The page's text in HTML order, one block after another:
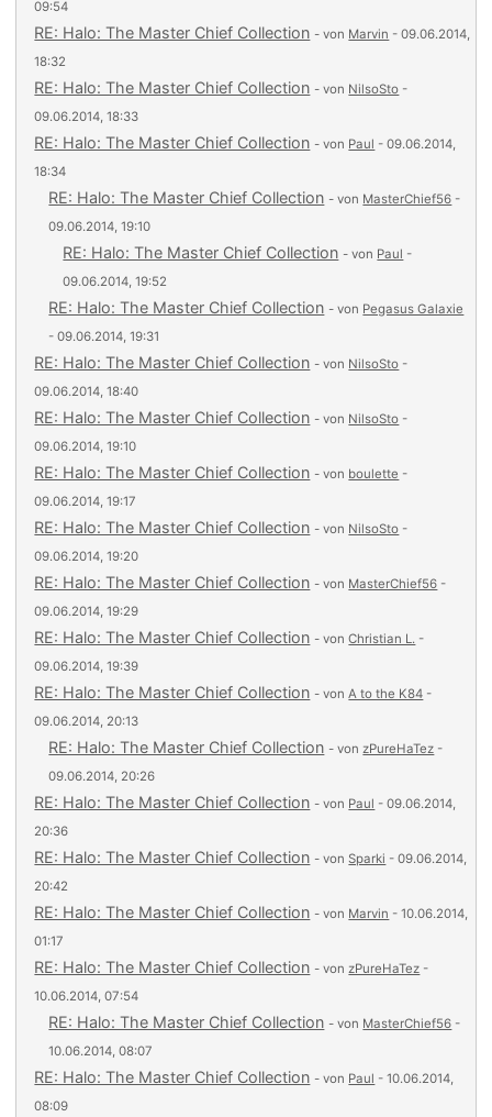
09:54
RE: Halo: The Master Chief Collection - von Marvin - 09.06.2014,
18:32
RE: Halo: The Master Chief Collection - von NilsoSto -
09.06.2014, 18:33
RE: Halo: The Master Chief Collection - von Paul - 09.06.2014,
18:34
RE: Halo: The Master Chief Collection - von MasterChief56 -
09.06.2014, 19:10
RE: Halo: The Master Chief Collection - von Paul -
09.06.2014, 19:52
RE: Halo: The Master Chief Collection - von Pegasus Galaxie
- 09.06.2014, 19:31
RE: Halo: The Master Chief Collection - von NilsoSto -
09.06.2014, 18:40
RE: Halo: The Master Chief Collection - von NilsoSto -
09.06.2014, 19:10
RE: Halo: The Master Chief Collection - von boulette -
09.06.2014, 19:17
RE: Halo: The Master Chief Collection - von NilsoSto -
09.06.2014, 19:20
RE: Halo: The Master Chief Collection - von MasterChief56 -
09.06.2014, 19:29
RE: Halo: The Master Chief Collection - vonChristian L. -
09.06.2014, 19:39
RE: Halo: The Master Chief Collection - vonA to the K84 -
09.06.2014, 20:13
RE: Halo: The Master Chief Collection - vonzPureHaTez -
09.06.2014, 20:26
RE: Halo: The Master Chief Collection - von Paul - 09.06.2014,
20:36
RE: Halo: The Master Chief Collection - vonSparki - 09.06.2014,
20:42
RE: Halo: The Master Chief Collection - von Marvin - 10.06.2014,
01:17
RE: Halo: The Master Chief Collection - vonzPureHaTez -
10.06.2014, 07:54
RE: Halo: The Master Chief Collection - von MasterChief56 -
10.06.2014, 08:07
RE: Halo: The Master Chief Collection - von Paul - 10.06.2014,
08:09